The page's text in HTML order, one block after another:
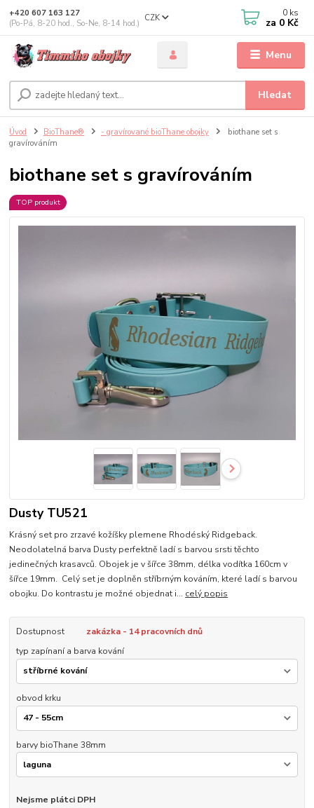
Menu
CZK
Hledat
+420 607 163 127
(Po-Pá, 8-20 hod., So-Ne, 8-14 hod.)
0 ks
za 0 Kč
Úvod BioThane® - gravírované bioThane obojky
biothane set s
gravírováním
biothane set s gravírováním
TOP produkt
Dusty TU521
Krásný set pro zrzavé kožíšky plemene Rhodéský Ridgeback.
Neodolatelná barva Dusty perfektně ladí s barvou srsti těchto
jedinečných krasavců. Obojek je v šířce 38mm, délka vodítka 160cm v
šířce 19mm. Celý set je doplněn stříbrným kováním, které ladí s barvou
obojku. Do kontrastu je možné objednat i... celý popis
Dostupnost
zakázka - 14 pracovních dnů
typ zapínaní a barva kování
obvod krku
barvy bioThane 38mm
Nejsme plátci DPH